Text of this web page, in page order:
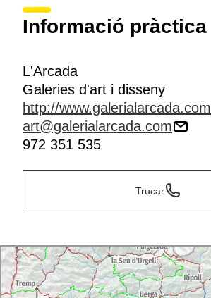
Informació pràctica
L'Arcada
Galeries d'art i disseny
http://www.galerialarcada.com
art@galerialarcada.com
972 351 535
Trucar